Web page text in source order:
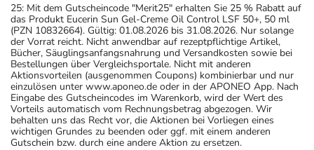
25: Mit dem Gutscheincode "Merit25" erhalten Sie 25 % Rabatt auf
das Produkt Eucerin Sun Gel-Creme Oil Control LSF 50+, 50 ml
(PZN 10832664). Gültig: 01.08.2026 bis 31.08.2026. Nur solange
der Vorrat reicht. Nicht anwendbar auf rezeptpflichtige Artikel,
Bücher, Säuglingsanfangsnahrung und Versandkosten sowie bei
Bestellungen über Vergleichsportale. Nicht mit anderen
Aktionsvorteilen (ausgenommen Coupons) kombinierbar und nur
einzulösen unter www.aponeo.de oder in der APONEO App. Nach
Eingabe des Gutscheincodes im Warenkorb, wird der Wert des
Vorteils automatisch vom Rechnungsbetrag abgezogen. Wir
behalten uns das Recht vor, die Aktionen bei Vorliegen eines
wichtigen Grundes zu beenden oder ggf. mit einem anderen
Gutschein bzw. durch eine andere Aktion zu ersetzen.